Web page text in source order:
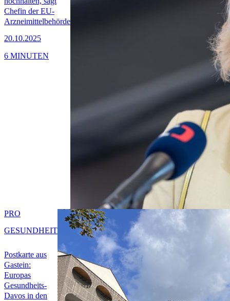
Chefin der EU-
Arzneimittelbehörde
20.10.2025
6 MINUTEN
Postkarte aus
Gastein:
Europas
Gesundheits-
Davos in den
PRO
GESUNDHEIT